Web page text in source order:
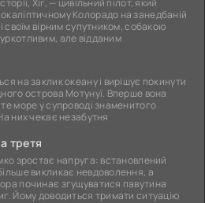
Колорадо на занедбаній
своїм вірним супутником, собакою
але відданим
на заклик океану і вирішує покинути
острова Мотунуї. Вперше вона
море у супроводі знаменитого
них чекає незабутня
третя
зростає напруга: встановлений
викликає невдоволення, а
починає згущуватися павутина
Йому доводиться тримати ситуацію